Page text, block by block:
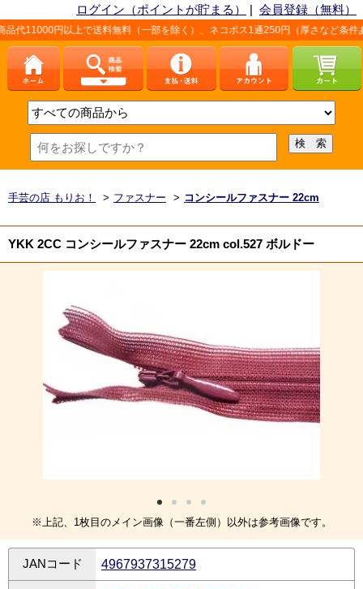
ログイン（ポイントが貯まる） | 会員登録（無料）
送料無料（一部を除く）、ネコポス1通250円（厚さなど条件あり）。詳しく
手芸の店 もりお！ > ファスナー > コンシールファスナー 22cm
YKK 2CC コンシールファスナー 22cm col.527 ボルドー
※上記、1枚目のメイン画像（一番左側）以外は参考画像です。
JANコード 4967937315279